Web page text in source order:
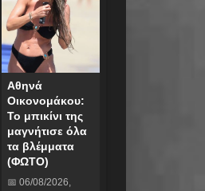
Αθηνά
Οικονομάκου:
Το μπικίνι της
μαγνήτισε όλα
τα βλέμματα
(ΦΩΤΟ)
📅 06/08/2026,